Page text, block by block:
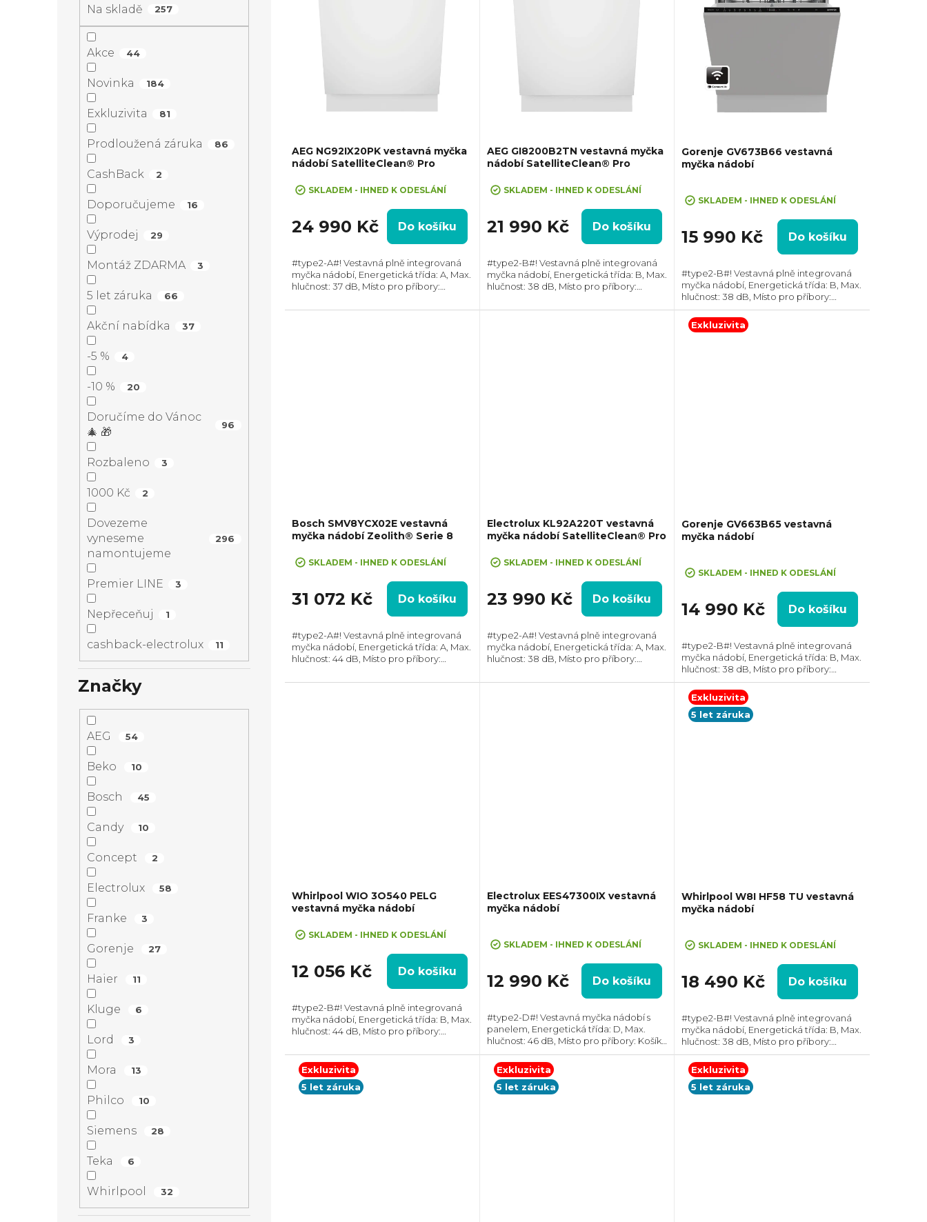
Na skladě 257
Akce 44
Novinka 184
Exkluzivita 81
Prodloužená záruka 86
CashBack 2
Doporučujeme 16
Výprodej 29
Montáž ZDARMA 3
5 let záruka 66
Akční nabídka 37
-5 % 4
-10 % 20
Doručíme do Vánoc
🎄 🎁
96
Rozbaleno 3
1000 Kč 2
Dovezeme
vyneseme
namontujeme
296
Premier LINE 3
Nepřeceňuj 1
cashback-electrolux 11
Značky
AEG 54
Beko 10
Bosch 45
Candy 10
Concept 2
Electrolux 58
Franke 3
Gorenje 27
Haier 11
Kluge 6
Lord 3
Mora 13
Philco 10
Siemens 28
Teka 6
Whirlpool 32
d
u
k
t
ů
r
o
d
u
k
AEG NG92IX20PK vestavná myčka
nádobí SatelliteClean® Pro
SKLADEM - IHNED K ODESLÁNÍ
24 990 Kč Do košíku
#type2-A#! Vestavná plně integrovaná
myčka nádobí, Energetická třída: A, Max.
hlučnost: 37 dB, Místo pro příbory:
Počet programů: 8, Spotřeba vody na
AEG GI8200B2TN vestavná myčka
nádobí SatelliteClean® Pro
SKLADEM - IHNED K ODESLÁNÍ
21 990 Kč Do košíku
#type2-B#! Vestavná plně integrovaná
myčka nádobí, Energetická třída: B, Max.
hlučnost: 38 dB, Místo pro příbory:
Počet programů: 8, Spotřeba vody na
Gorenje GV673B66 vestavná
myčka nádobí
hodnocení
je
5,0
5
hvězdiček.
SKLADEM - IHNED K ODESLÁNÍ
15 990 Kč Do košíku
#type2-B#! Vestavná plně integrovaná
myčka nádobí, Energetická třída: B, Max.
hlučnost: 38 dB, Místo pro příbory:
Zásuvka, Počet souprav nádobí: 16,
Spotřeba vody na cyklus: 9.5 l,
Automatické...
Bosch SMV8YCX02E vestavná
myčka nádobí Zeolith® Serie 8
SKLADEM - IHNED K ODESLÁNÍ
31 072 Kč Do košíku
#type2-A#! Vestavná plně integrovaná
myčka nádobí, Energetická třída: A, Max.
hlučnost: 44 dB, Místo pro příbory:
Počet programů: 8, Spotřeba vody na
Electrolux KL92A220T vestavná
myčka nádobí SatelliteClean® Pro
SKLADEM - IHNED K ODESLÁNÍ
23 990 Kč Do košíku
#type2-A#! Vestavná plně integrovaná
myčka nádobí, Energetická třída: A, Max.
hlučnost: 38 dB, Místo pro příbory:
Počet programů: 8, Spotřeba vody na
Exkluzivita
Gorenje GV663B65 vestavná
myčka nádobí
hodnocení
je
5,0
5
hvězdiček.
SKLADEM - IHNED K ODESLÁNÍ
14 990 Kč Do košíku
#type2-B#! Vestavná plně integrovaná
myčka nádobí, Energetická třída: B, Max.
hlučnost: 38 dB, Místo pro příbory:
Zásuvka, Počet souprav nádobí: 16,
Spotřeba vody na cyklus: 9.5 l, Vnitřní...
Whirlpool WIO 3O540 PELG
vestavná myčka nádobí
SKLADEM - IHNED K ODESLÁNÍ
12 056 Kč Do košíku
#type2-B#! Vestavná plně integrovaná
myčka nádobí, Energetická třída: B, Max.
hlučnost: 44 dB, Místo pro příbory:
Počet programů: 8, Spotřeba vody na
cyklus: 9,5...
Electrolux EES47300IX vestavná
myčka nádobí
hodnocení
je
5,0
5
hvězdiček.
SKLADEM - IHNED K ODESLÁNÍ
12 990 Kč Do košíku
#type2-D#! Vestavná myčka nádobí s
panelem, Energetická třída: D, Max.
hlučnost: 46 dB, Místo pro příbory: Košík,
Počet souprav nádobí: 13, Počet
programů: 8, Spotřeba vody na cyklus:
10 l,...
Exkluzivita
5 let záruka
Whirlpool W8I HF58 TU vestavná
myčka nádobí
hodnocení
je
5,0
5
hvězdiček.
SKLADEM - IHNED K ODESLÁNÍ
18 490 Kč Do košíku
#type2-B#! Vestavná plně integrovaná
myčka nádobí, Energetická třída: B, Max.
hlučnost: 38 dB, Místo pro příbory:
Zásuvka, Počet souprav nádobí: 14,
Počet programů: 8, Spotřeba vody na
cyklus: 9,5...
Exkluzivita
5 let záruka
Exkluzivita
5 let záruka
Exkluzivita
5 let záruka